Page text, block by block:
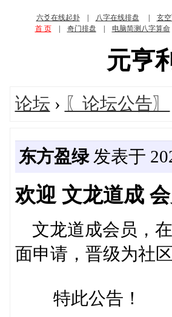
六爻在线起卦| 八字在线排盘 玄
首 页| 奇门排盘 电脑简测八字算命
元亨
论坛 › 〖论坛公告〗
东方盈绿发表于
欢迎 文龙道成
文龙道成会员，
面申请，晋级为社
特此公告！